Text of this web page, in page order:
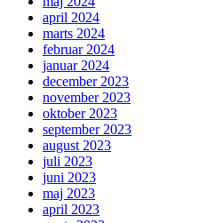
april 2024
marts 2024
februar 2024
januar 2024
december 2023
november 2023
oktober 2023
september 2023
august 2023
juli 2023
juni 2023
maj 2023
april 2023